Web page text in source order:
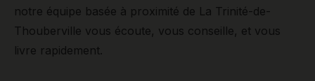
notre équipe basée à proximité de La Trinité-de-
Thouberville vous écoute, vous conseille, et vous
livre rapidement.